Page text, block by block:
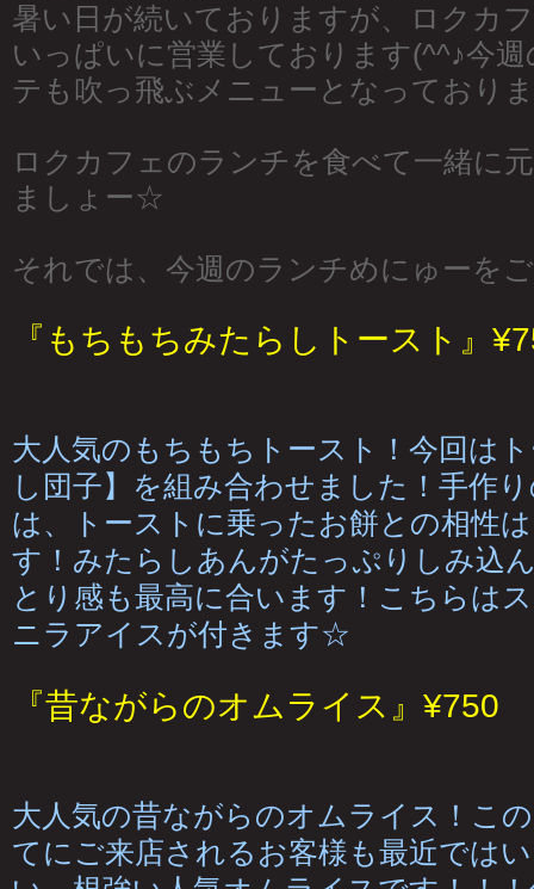
暑い日が続いておりますが、ロクカ
いっぱいに営業しております(^^♪今
テも吹っ飛ぶメニューとなっており
ロクカフェのランチを食べて一緒に
ましょー☆
それでは、今週のランチめにゅーを
『もちもちみたらしトースト』
大人気のもちもちトースト！今回は
し団子】を組み合わせました！手作
は、トーストに乗ったお餅との相性
す！みたらしあんがたっぷりしみ込
とり感も最高に合います！こちらは
ニラアイスが付きます☆
『昔ながらのオムライス』¥750
大人気の昔ながらのオムライス！こ
てにご来店されるお客様も最近では